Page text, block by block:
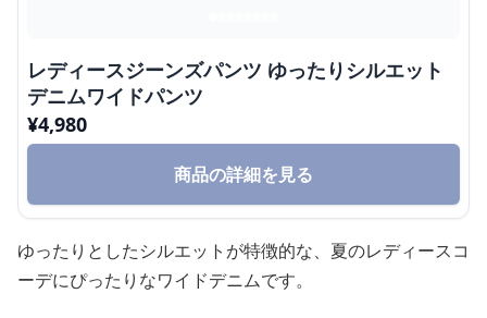
レディースジーンズパンツ ゆったりシルエット
デニムワイドパンツ
¥4,980
商品の詳細を見る
ゆったりとしたシルエットが特徴的な、夏のレディースコ
ーデにぴったりなワイドデニムです。